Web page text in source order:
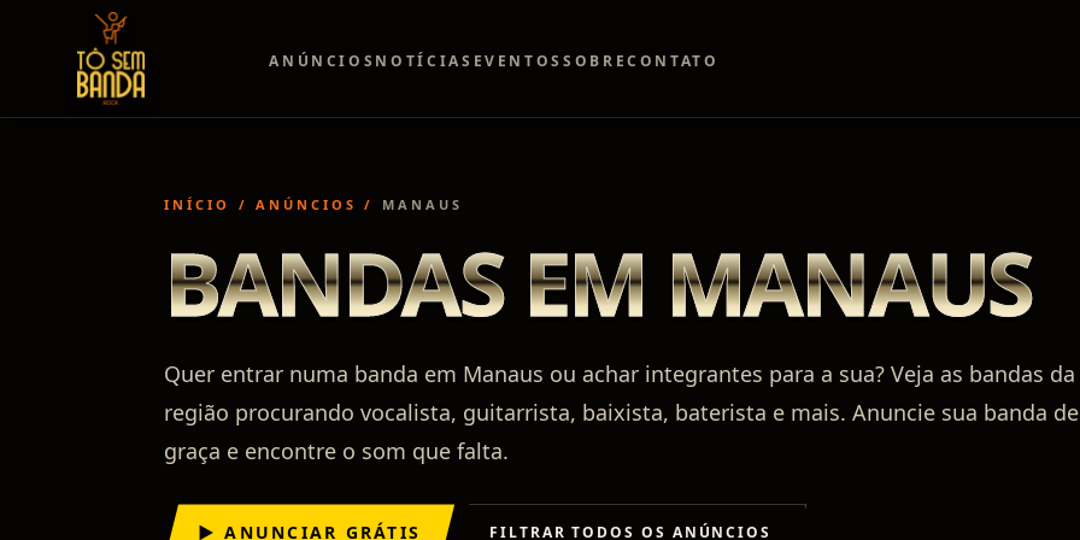
ANÚNCIOS NOTÍCIAS EVENTOSSOBRECONTATO
INÍCIO / ANÚNCIOS / MANAUS
BANDAS EM MANAUS
Quer entrar numa banda em Manaus ou achar integrantes para a sua? Veja as bandas da
região procurando vocalista, guitarrista, baixista, baterista e mais. Anuncie sua banda de
graça e encontre o som que falta.
▶ ANUNCIAR GRÁTIS FILTRAR TODOS OS ANÚNCIOS